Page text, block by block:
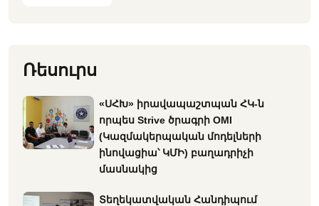
Ռեսուրս
«ՍՀԽ» իրավապաշտպան ՀԿ-ն
որպես Strive ծրագրի OMI
(Կազմակերպական մոդելների
ինովացիա՝ ԿՄԻ) բաղադրիչի
մասնակից
Տեղեկատվական Հանդիպում